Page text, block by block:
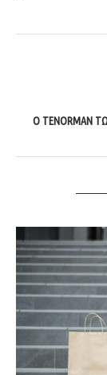
Ο TENORMAN